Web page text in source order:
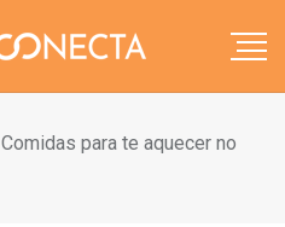
Comidas para te aquecer no